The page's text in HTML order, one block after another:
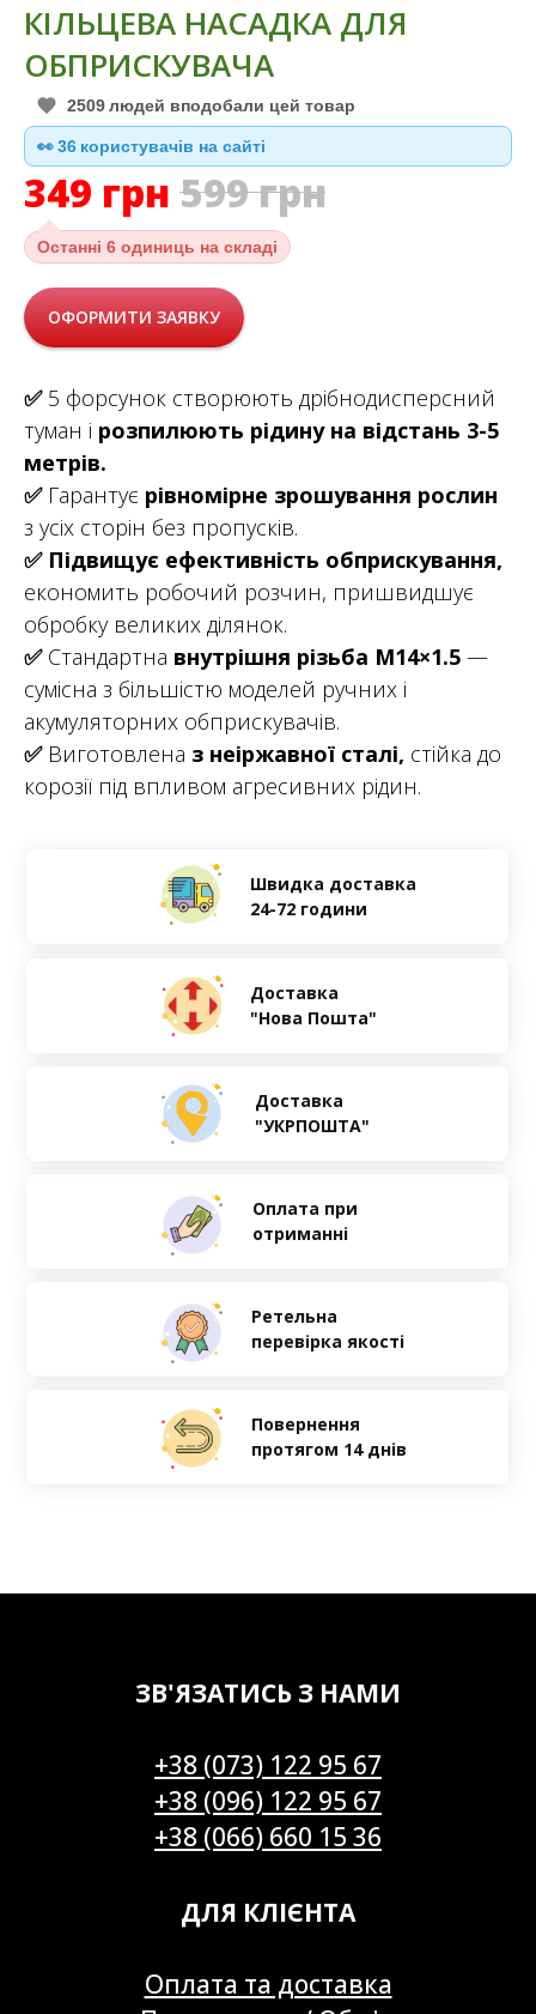
КІЛЬЦЕВА НАСАДКА ДЛЯ
ОБПРИСКУВАЧА
2509 людей вподобали цей товар
👀37 користувачів на сайті
349 грн 599грн
Останні 6 одиниць на складі
ОФОРМИТИ ЗАЯВКУ
✅5 форсунок створюють дрібнодисперсний
туман і розпилюють рідину на відстань 3-5
метрів.
✅Гарантує рівномірне зрошування рослин
з усіх сторін без пропусків.
✅ Підвищує ефективність обприскування,
економить робочий розчин, пришвидшує
обробку великих ділянок.
✅Стандартна внутрішня різьба M14×1.5 —
сумісна з більшістю моделей ручних і
акумуляторних обприскувачів.
✅Виготовлена з неіржавної сталі, стійка до
корозії під впливом агресивних рідин.
Оплата при
отриманні
Ретельна
перевірка якості
Швидка доставка
24-72 години
Доставка
"Нова Пошта"
Доставка
"УКРПОШТА"
Повернення
протягом 14 днів
ЗВ'ЯЗАТИСЬ З НАМИ
+38 (073) 122 95 67
+38 (096) 122 95 67
+38 (066) 660 15 36
ДЛЯ КЛІЄНТА
Оплата та доставка